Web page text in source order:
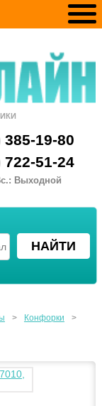
385-19-80
722-51-24
Выходной
> Конфорки
>